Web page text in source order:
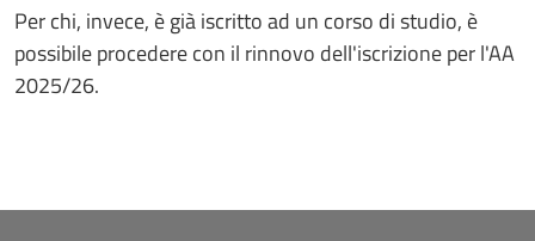
Per chi, invece, è già iscritto ad un corso di studio, è
possibile procedere con il rinnovo dell'iscrizione per l'AA
2025/26.